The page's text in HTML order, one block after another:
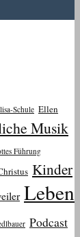
Schule Ellen
Musik
Führung
Kinder
Leben
Podcast